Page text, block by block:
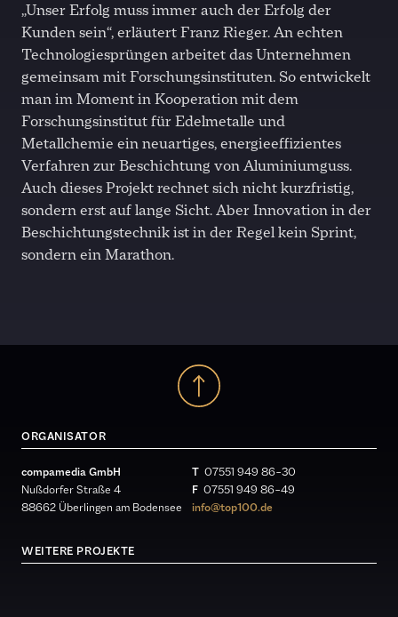
„Unser Erfolg muss immer auch der Erfolg der
Kunden sein“, erläutert Franz Rieger. An echten
Technologiesprüngen arbeitet das Unternehmen
gemeinsam mit Forschungsinstituten. So entwickelt
man im Moment in Kooperation mit dem
Forschungsinstitut für Edelmetalle und
Metallchemie ein neuartiges, energieeffizientes
Verfahren zur Beschichtung von Aluminiumguss.
Auch dieses Projekt rechnet sich nicht kurzfristig,
sondern erst auf lange Sicht. Aber Innovation in der
Beschichtungstechnik ist in der Regel kein Sprint,
sondern ein Marathon.
ORGANISATOR
compamedia GmbH
Nußdorfer Straße 4
88662 Überlingen am Bodensee
T 07551 949 86 – 30
F 07551 949 86 – 49
info@top100.de
WEITERE PROJEKTE